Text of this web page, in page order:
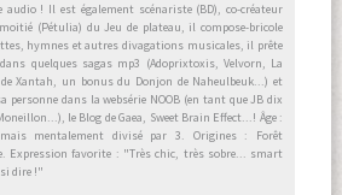
audio ! Il est également scénariste (BD), co-créateur
(Pétulia) du Jeu de plateau, il compose-bricole
hymnes et autres divagations musicales, il prête
quelques sagas mp3 (Adoprixtoxis, Velvorn, La
de Xantah, un bonus du Donjon de Naheulbeuk...) et
personne dans la websérie NOOB (en tant que JB dix
le Blog de Gaea, Sweet Brain Effect...! Âge :
mentalement divisé par 3. Origines : Forêt
Expression favorite : "Très chic, très sobre... smart
dire !"